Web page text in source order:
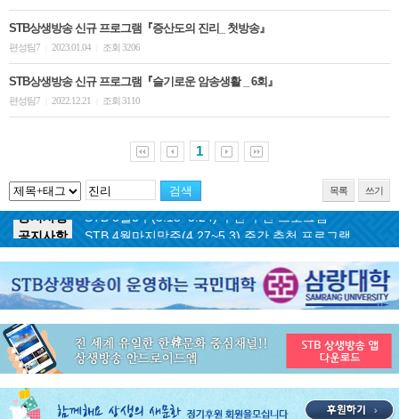
STB상생방송 신규 프로그램『증산도의 진리_ 첫방송』
편성팀7 2023.01.04 조회 3206
STB상생방송 신규 프로그램『슬기로운 암송생활 _ 6회』
편성팀7 2022.12.21 조회 3110
1
목록 쓰기
공지사항
ON AIR 서비스 장애 복구 안내
공지사항
STB 5월4주(5.25~5.31) 주간 추천 프로그램
공지사항
STB 5월3주(5.18~5.24) 주간 추천 프로그램
공지사항
STB 4월마지막주(4.27~5.3) 주간 추천 프로그램
공지사항
STB 4월4주(4.20~4.26) 주간 추천 프로그램
STB 4월2주(4.6~4.12) 주간 추천 프로그램
공지사항
STB 4월1주(3.30~4.5) 주간 추천 프로그램
공지사항
STB 3월4주(3.23~3.29) 주간 추천 프로그램